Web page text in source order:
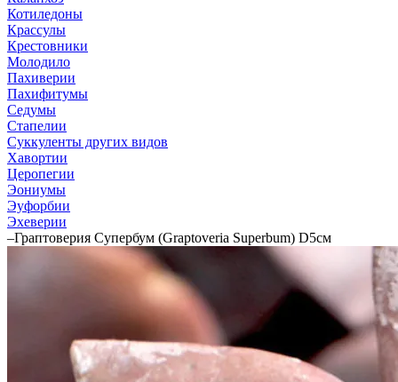
Котиледоны
Крассулы
Крестовники
Молодило
Пахиверии
Пахифитумы
Седумы
Стапелии
Суккуленты других видов
Хавортии
Церопегии
Эониумы
Эуфорбии
Эхеверии
–Граптоверия Супербум (Graptoveria Superbum) D5см